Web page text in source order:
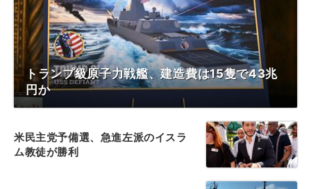
トランプ級原子力戦艦、建造費は15隻で43兆
円か
米民主党予備選、急進左派のイスラ
ム教徒が勝利